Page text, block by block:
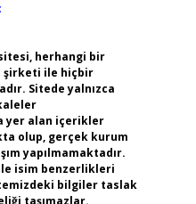
herhangi bir
şirketi ile hiçbir
Sitede yalnızca
yer alan içerikler
olup, gerçek kurum
yapılmamaktadır.
isim benzerlikleri
bilgiler taslak
taşımazlar.